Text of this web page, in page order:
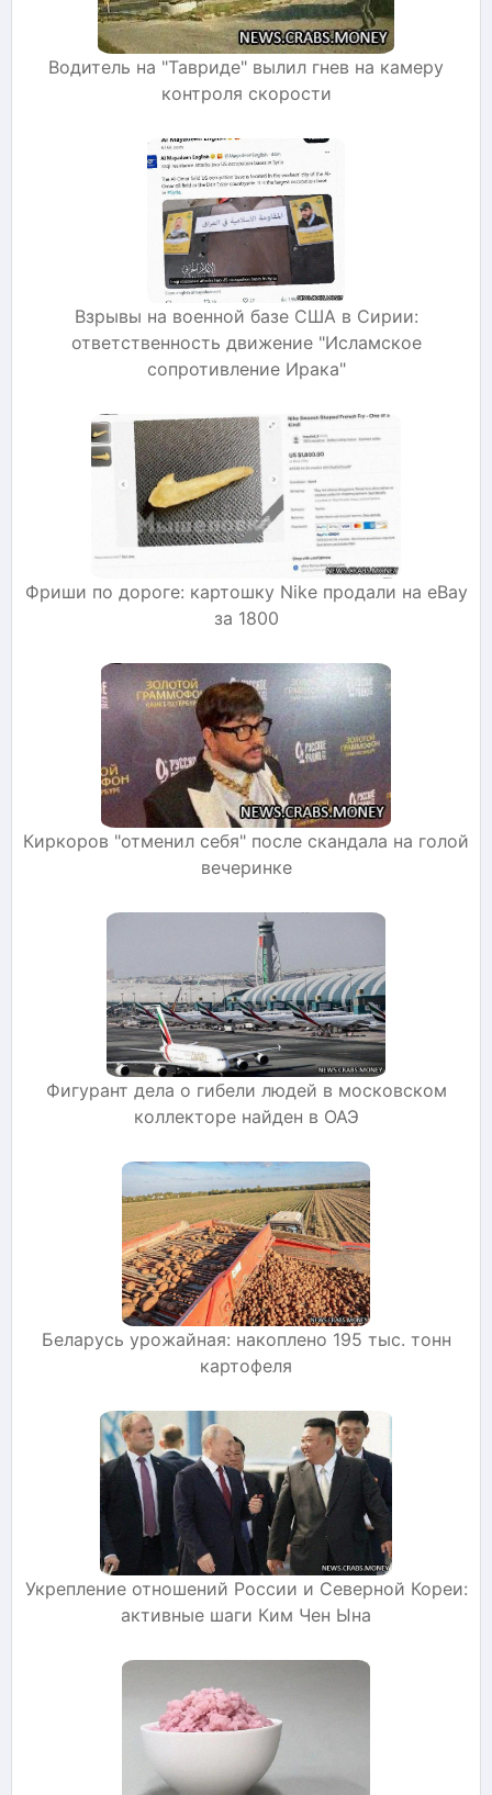
Водитель на "Тавриде" вылил гнев на камеру
контроля скорости
Взрывы на военной базе США в Сирии:
ответственность движение "Исламское
сопротивление Ирака"
Фриши по дороге: картошку Nike продали на eBay
за 1800
Киркоров "отменил себя" после скандала на голой
вечеринке
Фигурант дела о гибели людей в московском
коллекторе найден в ОАЭ
Беларусь урожайная: накоплено 195 тыс. тонн
картофеля
Укрепление отношений России и Северной Кореи:
активные шаги Ким Чен Ына